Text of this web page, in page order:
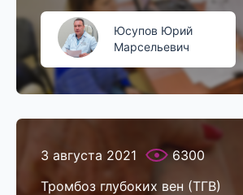
Юсупов Юрий
Марсельевич
3 августа 2021
6300
Тромбоз глубоких вен (ТГВ)